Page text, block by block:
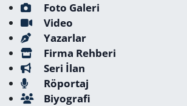
Foto Galeri
Video
Yazarlar
Firma Rehberi
Seri İlan
Röportaj
Biyografi